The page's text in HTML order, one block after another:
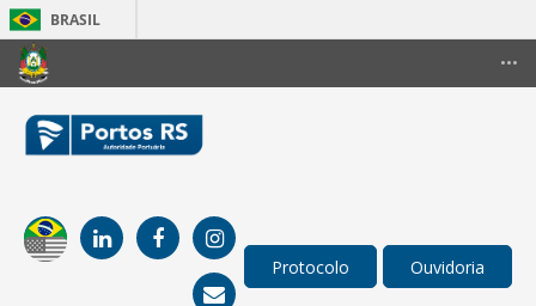
BRASIL
Comunica BR
•••